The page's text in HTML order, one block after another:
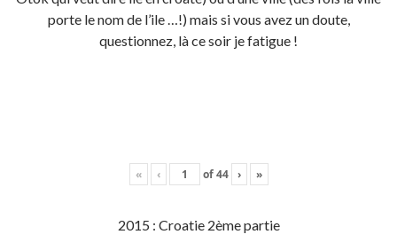
porte le nom de l’ile …!) mais si vous avez un doute,
questionnez, là ce soir je fatigue !
« ‹ of44 › »
2015 : Croatie 2ème partie